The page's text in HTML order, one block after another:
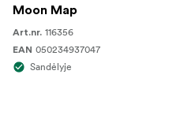
Moon Map
Art.nr. 116356
EAN 050234937047
Sandėlyje